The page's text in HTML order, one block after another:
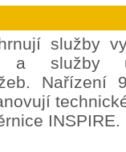
služby
a služby
Nařízení
INSPIRE.